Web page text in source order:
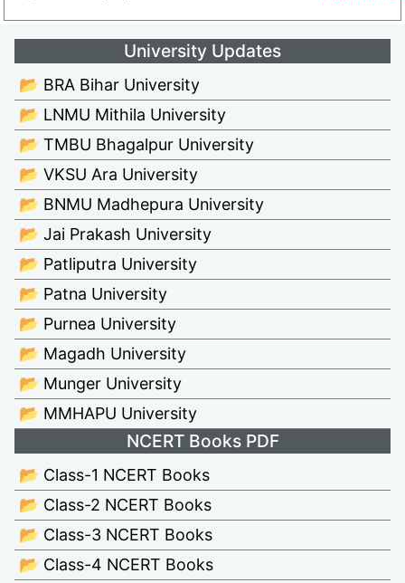
University Updates
📂 BRA Bihar University
📂 LNMU Mithila University
📂 TMBU Bhagalpur University
📂 VKSU Ara University
📂 BNMU Madhepura University
📂 Jai Prakash University
📂 Patliputra University
📂 Patna University
📂 Purnea University
📂 Magadh University
📂 Munger University
📂 MMHAPU University
NCERT Books PDF
📂 Class-1 NCERT Books
📂 Class-2 NCERT Books
📂 Class-3 NCERT Books
📂 Class-4 NCERT Books